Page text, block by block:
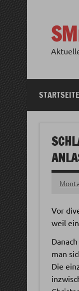
Zum
Inhalt
springen
STARTSEITE
Vor
weil
man
Die